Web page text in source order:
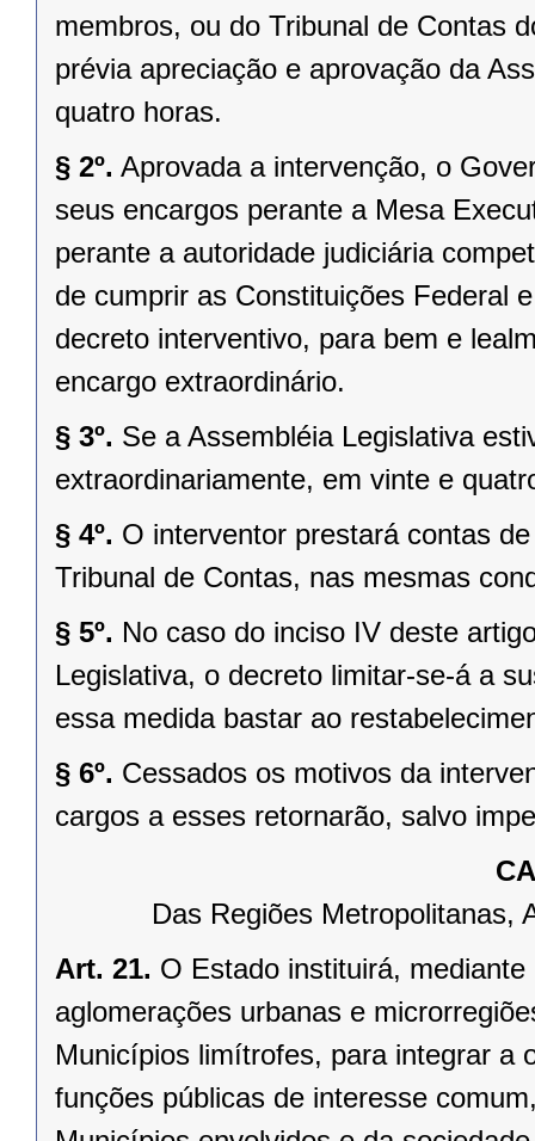
membros, ou do Tribunal de Contas
prévia apreciação e aprovação da
quatro horas.
§ 2º. Aprovada a intervenção, o
seus encargos perante a Mesa
perante a autoridade judiciária
de cumprir as Constituições Federal
decreto interventivo, para bem e
encargo extraordinário.
§ 3º. Se a Assembléia Legislativa
extraordinariamente, em vinte e
§ 4º. O interventor prestará contas
Tribunal de Contas, nas mesmas
§ 5º. No caso do inciso IV deste
Legislativa, o decreto limitar-se-á a
essa medida bastar ao
§ 6º. Cessados os motivos da
cargos a esses retornarão, salvo
Das Regiões Metropolitanas,
Art. 21. O Estado instituirá,
aglomerações urbanas e
Municípios limítrofes, para integrar a
funções públicas de interesse